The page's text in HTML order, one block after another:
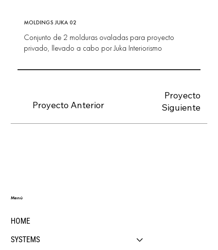
Proyecto
Siguiente
Proyecto Anterior
MOLDINGS JUKA 02
Conjunto de 2 molduras ovaladas para proyecto
privado, llevado a cabo por Juka Interiorismo
HOME
SYSTEMS
Menú